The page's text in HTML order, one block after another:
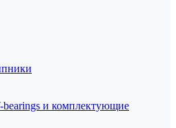
и комплектующие